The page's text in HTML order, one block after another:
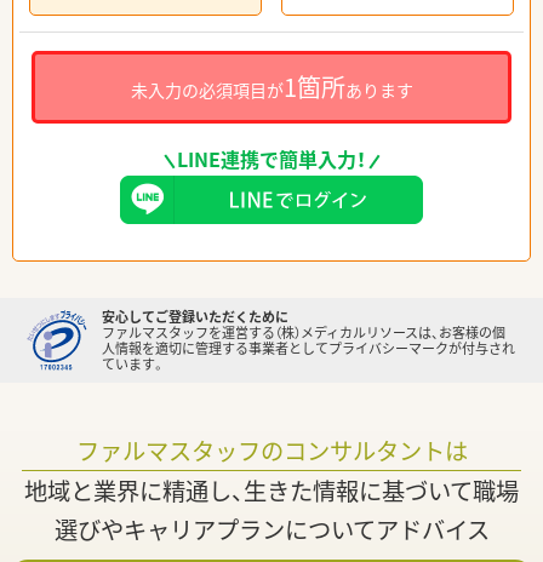
未入力の必須項目が1箇所あります
LINE連携で簡単入力！
安心してご登録いただくために
ファルマスタッフを運営する（株）メディカルリソースは、お客様の個
人情報を適切に管理する事業者としてプライバシーマークが付与され
ています。
ファルマスタッフのコンサルタントは
地域と業界に精通し、生きた情報に基づいて職場
選びやキャリアプランについてアドバイス